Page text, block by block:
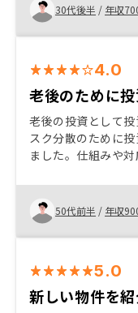
ても時間を合わせ
れます。 すべての銀行でオンラインができるようになる
とい い。
30代後半 / 年収
4.0
老後のために
老後の投資として
スク分散のために
ました。仕組みや
の管理を任せきり
後のアプリでの報
50代前半 / 年収
5.0
新しい物件を